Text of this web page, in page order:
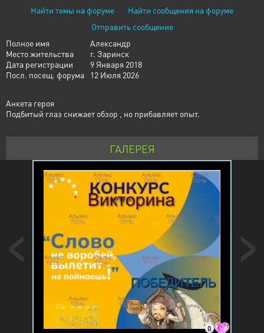
Найти темы на форуме
Найти сообщения на форуме
Отправить сообщение
Полное имя
Александр
Место жительства
г. Заринск
Дата регистрации
9 Января 2018
Посл. посещ. форума
12 Июля 2026
Анкета героя
Подбитый глаз снижает обзор , но прибавляет опыт.
ГАЛЕРЕЯ
0